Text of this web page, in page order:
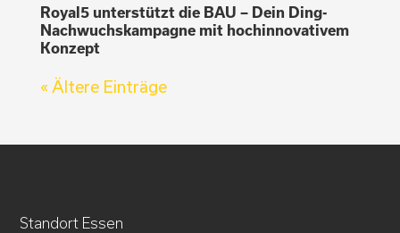
Royal5 unterstützt die BAU – Dein Ding-
Nachwuchskampagne mit hochinnovativem
Konzept
« Ältere Einträge
Standort Essen